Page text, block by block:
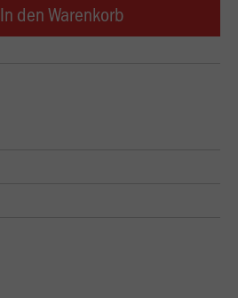
In den Warenkorb